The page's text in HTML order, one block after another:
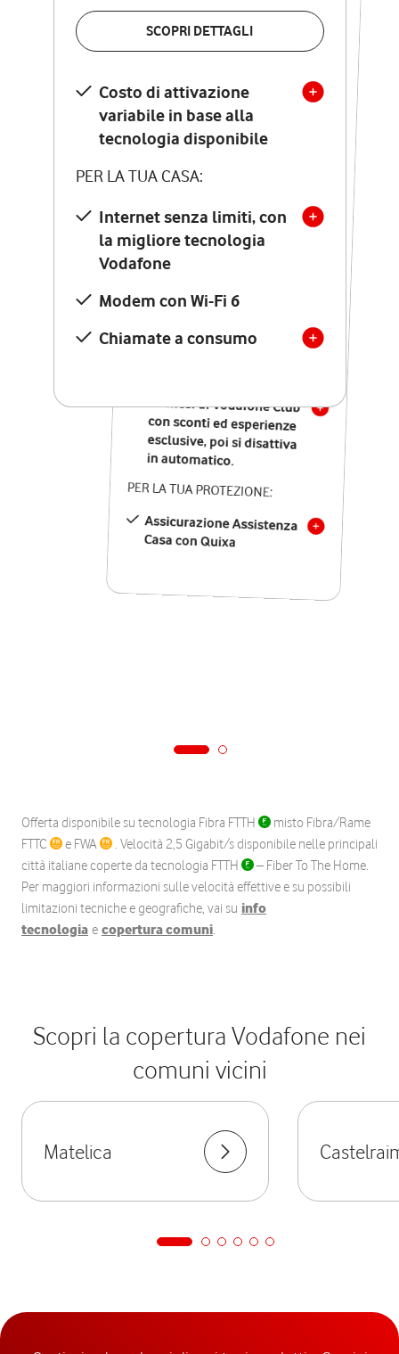
SCOPRI DETTAGLI
Costo di attivazione
variabile in base alla
tecnologia disponibile
PER LA TUA CASA:
Internet senza limiti, con
la migliore tecnologia
Vodafone
Modem con Wi-Fi 6
Chiamate a consumo
VERIFICA LA COPERTURA
Costo di attivazione
variabile in base alla
tecnologia disponibile
PER LA TUA CASA:
Internet senza limiti, con
la migliore tecnologia
Vodafone
Modem Seven con Wi-Fi 7
Chiamate illimitate verso
numeri fissi e mobili
nazionali
12 mesi di Vodafone Club
con sconti ed esperienze
esclusive, poi si disattiva
in automatico.
PER LA TUA PROTEZIONE:
Assicurazione Assistenza
Casa con Quixa
Offerta disponibile su tecnologia Fibra FTTH
misto Fibra/Rame
FTTC
e FWA
. Velocità 2,5 Gigabit/s disponibile nelle principali
città italiane coperte da tecnologia FTTH
– Fiber To The Home.
Per maggiori informazioni sulle velocità effettive e su possibili
limitazioni tecniche e geografiche, vai su info
tecnologia e copertura comuni.
Scopri la copertura Vodafone nei
comuni vicini
Matelica